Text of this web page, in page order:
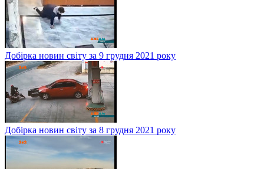
Добірка новин світу за 9 грудня 2021 року
Добірка новин світу за 8 грудня 2021 року